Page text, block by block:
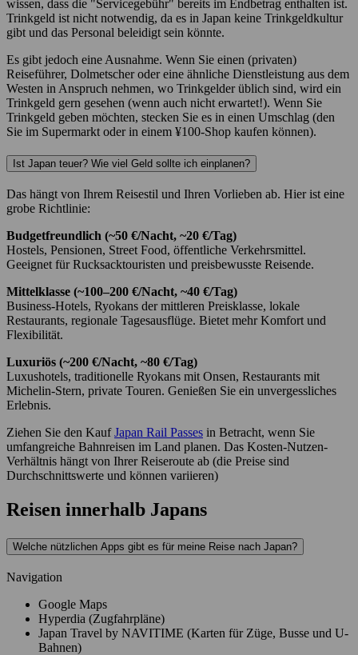
wissen, dass die "Servicegebühr" bereits im Endbetrag enthalten ist.
Trinkgeld ist nicht notwendig, da es in Japan keine Trinkgeldkultur
gibt und das Personal beleidigt sein könnte.
Es gibt jedoch eine Ausnahme. Wenn Sie einen (privaten)
Reiseführer, Dolmetscher oder eine ähnliche Dienstleistung aus dem
Westen in Anspruch nehmen, wo Trinkgelder üblich sind, wird ein
Trinkgeld gern gesehen (wenn auch nicht erwartet!). Wenn Sie
Trinkgeld geben möchten, stecken Sie es in einen Umschlag (den
Sie im Supermarkt oder in einem ¥100-Shop kaufen können).
Ist Japan teuer? Wie viel Geld sollte ich einplanen?
Das hängt von Ihrem Reisestil und Ihren Vorlieben ab. Hier ist eine
grobe Richtlinie:
Budgetfreundlich (~50 €/Nacht, ~20 €/Tag)
Hostels, Pensionen, Street Food, öffentliche Verkehrsmittel.
Geeignet für Rucksacktouristen und preisbewusste Reisende.
Mittelklasse (~100–200 €/Nacht, ~40 €/Tag)
Business-Hotels, Ryokans der mittleren Preisklasse, lokale
Restaurants, regionale Tagesausflüge. Bietet mehr Komfort und
Flexibilität.
Luxuriös (~200 €/Nacht, ~80 €/Tag)
Luxushotels, traditionelle Ryokans mit Onsen, Restaurants mit
Michelin-Stern, private Touren. Genießen Sie ein unvergessliches
Erlebnis.
Ziehen Sie den KaufJapan Rail Passes in Betracht, wenn Sie
umfangreiche Bahnreisen im Land planen. Das Kosten-Nutzen-
Verhältnis hängt von Ihrer Reiseroute ab (die Preise sind
Durchschnittswerte und können variieren)
Reisen innerhalb Japans
Welche nützlichen Apps gibt es für meine Reise nach Japan?
Navigation
Google Maps
Hyperdia (Zugfahrpläne)
Japan Travel by NAVITIME (Karten für Züge, Busse und U-
Bahnen)